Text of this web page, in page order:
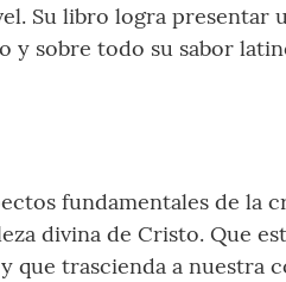
Su libro logra presentar
sobre todo su sabor
fundamentales de
divina de Cristo. Que
que trascienda a nuestra